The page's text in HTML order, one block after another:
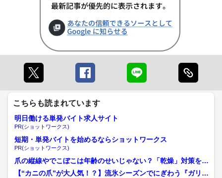
こちらも読まれています
明日働ける単発バイト求人サイト
PR(ショットワークス)
短期・単発バイトを始めるならショットワークス
PR(ショットワークス)
爪の縦線やでこぼこは年齢のせいじゃない？「乾燥」対策を3
カ月徹底すれば“美爪”を...
【“カニの爪”が大人気！？】流氷シーズンでにぎわう『ガリン